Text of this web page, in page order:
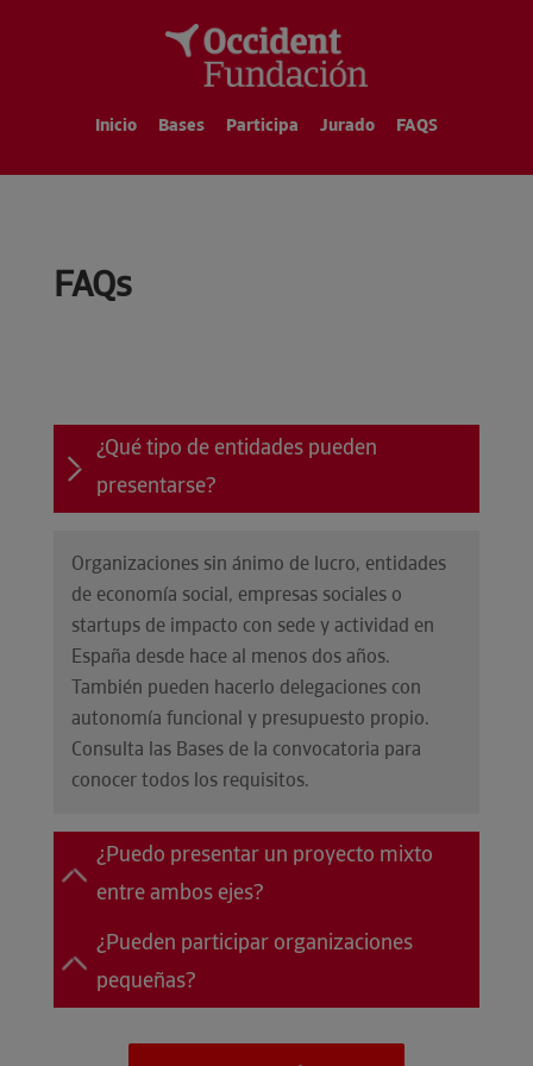
Inicio Bases Participa Jurado FAQS
FAQs
¿Qué tipo de entidades pueden
presentarse?
Organizaciones sin ánimo de lucro, entidades
de economía social, empresas sociales o
startups de impacto con sede y actividad en
España desde hace al menos dos años.
También pueden hacerlo delegaciones con
autonomía funcional y presupuesto propio.
Consulta las Bases de la convocatoria para
conocer todos los requisitos.
¿Puedo presentar un proyecto mixto
entre ambos ejes?
¿Pueden participar organizaciones
pequeñas?